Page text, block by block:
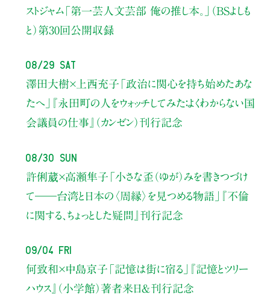
ストジャム「第一芸人文芸部 俺の推し本。」（BSよしも
と） 第30回公開収録
08/29 Sat
澤田大樹×上西充子 「政治に関心を持ち始めたあな
たへ」
『永田町の人をウォッチしてみた：よくわからない国
会議員の仕事』（カンゼン）刊行記念
08/30 Sun
許俐葳×高瀬隼子 「小さな歪（ゆが）みを書きつづけ
て――台湾と日本の〈周縁〉を見つめる物語」
『不倫
に関する、ちょっとした疑問』刊行記念
09/04 Fri
何致和×中島京子 「記憶は街に宿る」
『記憶とツリー
ハウス』（小学館）著者来日＆刊行記念